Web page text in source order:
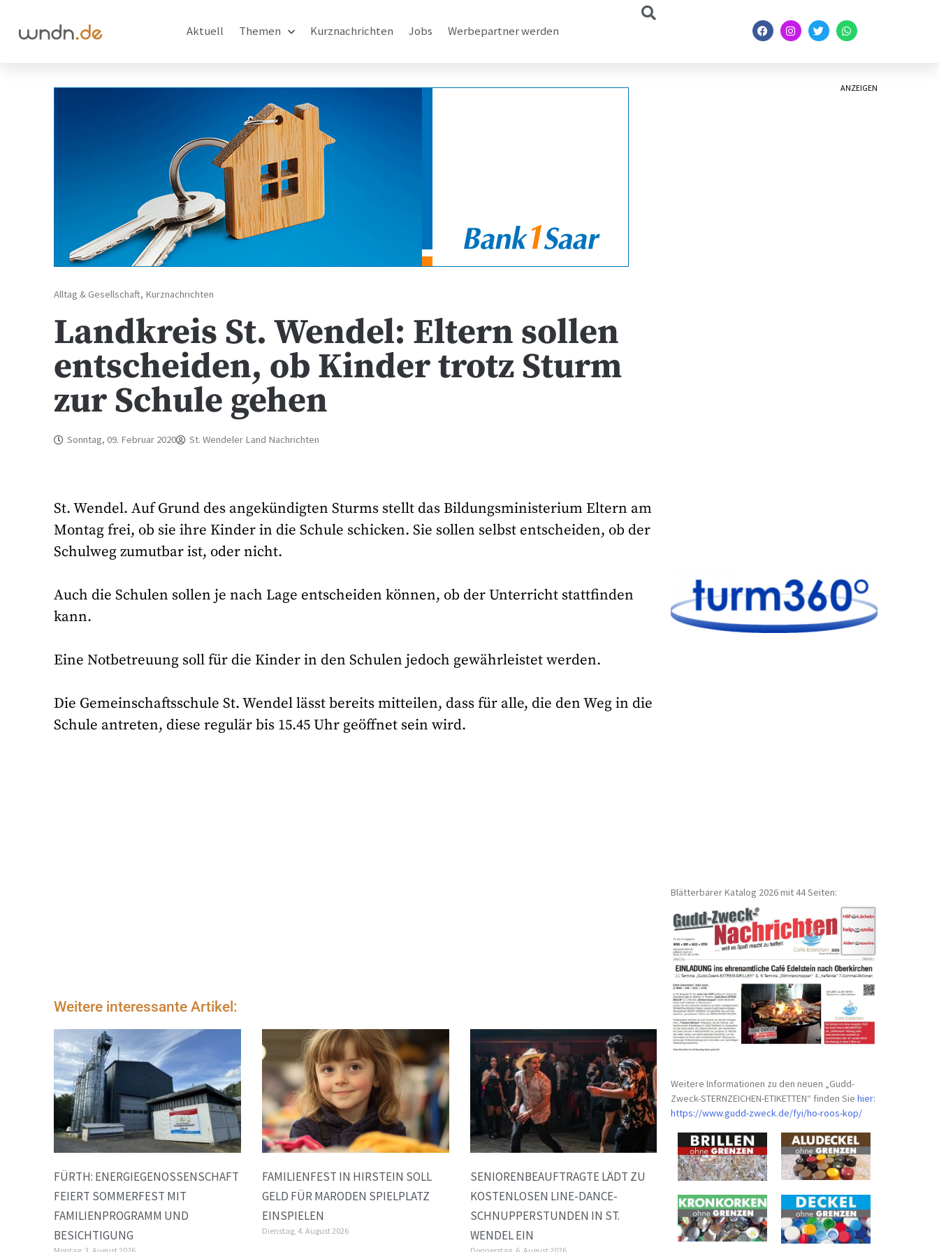
Aktuell Themen Kurznachrichten Jobs Werbepartner werden
Alltag & Gesellschaft, Kurznachrichten
Landkreis St. Wendel: Eltern sollen
entscheiden, ob Kinder trotz Sturm
zur Schule gehen
Sonntag, 09. Februar 2020 St. Wendeler Land Nachrichten
St. Wendel. Auf Grund des angekündigten Sturms stellt das Bildungsministerium Eltern am
Montag frei, ob sie ihre Kinder in die Schule schicken. Sie sollen selbst entscheiden, ob der
Schulweg zumutbar ist, oder nicht.
Auch die Schulen sollen je nach Lage entscheiden können, ob der Unterricht stattfinden
kann.
Eine Notbetreuung soll für die Kinder in den Schulen jedoch gewährleistet werden.
Die Gemeinschaftsschule St. Wendel lässt bereits mitteilen, dass für alle, die den Weg in die
Schule antreten, diese regulär bis 15.45 Uhr geöffnet sein wird.
Weitere interessante Artikel:
FÜRTH: ENERGIEGENOSSENSCHAFT
FEIERT SOMMERFEST MIT
FAMILIENPROGRAMM UND
BESICHTIGUNG
FAMILIENFEST IN HIRSTEIN SOLL
GELD FÜR MARODEN SPIELPLATZ
EINSPIELEN
Dienstag, 4. August 2026
SENIORENBEAUFTRAGTE LÄDT ZU
KOSTENLOSEN LINE-DANCE-
SCHNUPPERSTUNDEN IN ST.
WENDEL EIN
ANZEIGEN
Blätterbarer Katalog 2026 mit 44 Seiten:
Weitere Informationen zu den neuen „Gudd-
Zweck-STERNZEICHEN-ETIKETTEN“ finden Siehier:
https://www.gudd-zweck.de/fyi/ho-roos-kop/